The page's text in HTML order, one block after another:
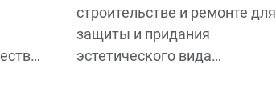
строительстве и ремонте для
защиты и придания
эстетического вида